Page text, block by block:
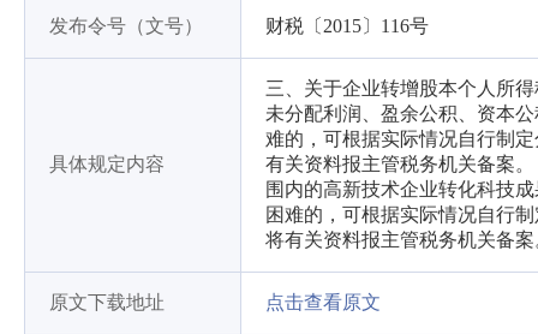
发布令号（文号） 财税〔2015〕116号
具体规定内容
三、关于企业转增股本个人所
未分配利润、盈余公积、资本
难的，可根据实际情况自行制
有关资料报主管税务机关备案
围内的高新技术企业转化科技
困难的，可根据实际情况自行
将有关资料报主管税务机关备案
原文下载地址 点击查看原文